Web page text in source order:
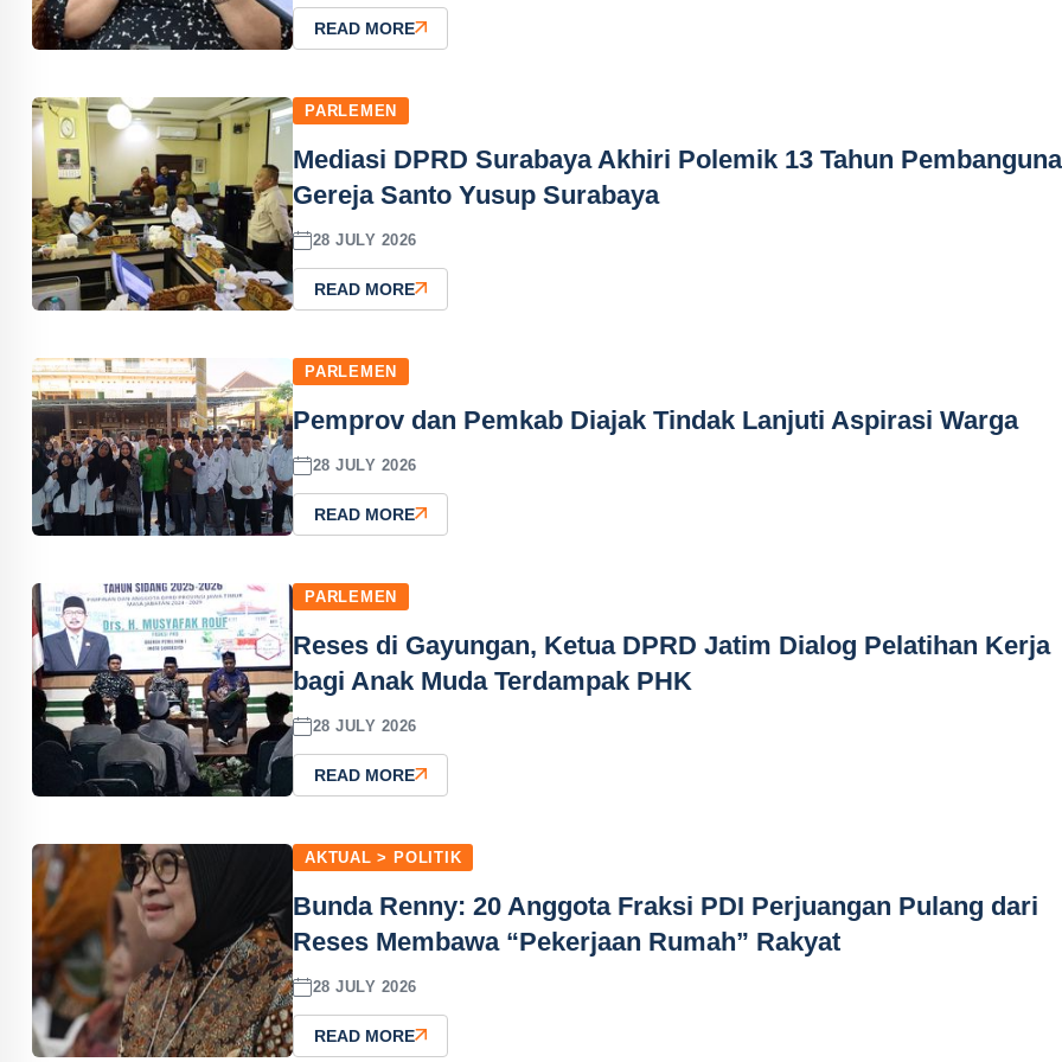
READ MORE
PARLEMEN
Mediasi DPRD Surabaya Akhiri Polemik 13 Tahun
Gereja Santo Yusup Surabaya
28 JULY 2026
READ MORE
PARLEMEN
Pemprov dan Pemkab Diajak Tindak Lanjuti Aspirasi Warga
28 JULY 2026
READ MORE
PARLEMEN
Reses di Gayungan, Ketua DPRD Jatim Dialog Pelatihan Kerja
bagi Anak Muda Terdampak PHK
28 JULY 2026
READ MORE
AKTUAL > POLITIK
Bunda Renny: 20 Anggota Fraksi PDI Perjuangan Pulang dari
Reses Membawa “Pekerjaan Rumah” Rakyat
28 JULY 2026
READ MORE